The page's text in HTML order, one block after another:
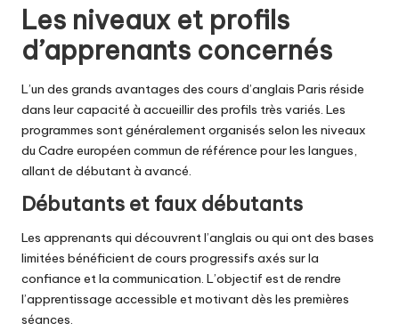
Les niveaux et profils
d’apprenants concernés
L’un des grands avantages des cours d’anglais Paris réside
dans leur capacité à accueillir des profils très variés. Les
programmes sont généralement organisés selon les niveaux
du Cadre européen commun de référence pour les langues,
allant de débutant à avancé.
Débutants et faux débutants
Les apprenants qui découvrent l’anglais ou qui ont des bases
limitées bénéficient de cours progressifs axés sur la
confiance et la communication. L’objectif est de rendre
l’apprentissage accessible et motivant dès les premières
séances.